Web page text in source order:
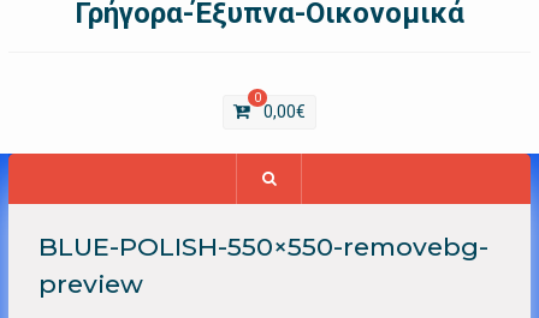
Γρήγορα-Έξυπνα-Οικονομικά
0
0,00€
BLUE-POLISH-550×550-removebg-
preview